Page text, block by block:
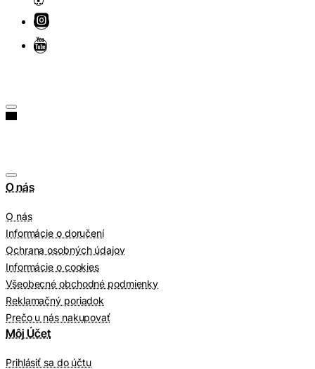
O nás
O nás
Informácie o doručení
Ochrana osobných údajov
Informácie o cookies
Všeobecné obchodné podmienky
Reklamačný poriadok
Prečo u nás nakupovať
Môj Účet
Prihlásiť sa do účtu